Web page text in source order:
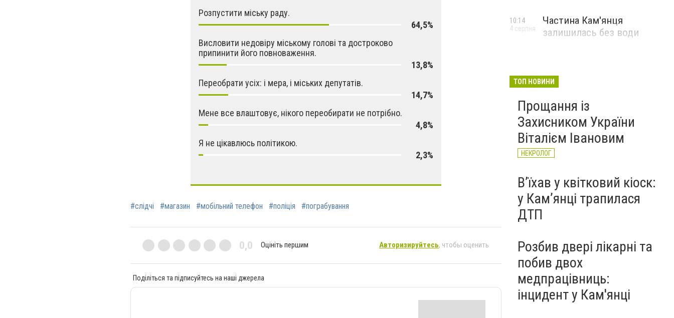
Розпустити міську раду.
64,5%
Висловити недовіру міському голові та достроково
припинити його повноваження.
13,8%
Переобрати усіх: і мера, і міських депутатів.
14,7%
Мене все влаштовує, нікого переобирати не потрібно.
4,8%
Я не цікавлюсь політикою.
2,3%
#слідчі #магазин #мобільний телефон #поліція #пограбування
0,0 Оцініть першим Авторизируйтесь, чтобы оценить
Поділіться та підписуйтесь на наші джерела
Частина Кам'янця
залишилась без води
10:14
4 серпня
ТОП НОВИНИ
Прощання із
Захисником України
Віталієм Івановим
НЕКРОЛОГ
Вʼїхав у квітковий кіоск:
у Камʼянці трапилася
ДТП
Розбив двері лікарні та
побив двох
медпрацівниць:
інцидент у Кам'янці